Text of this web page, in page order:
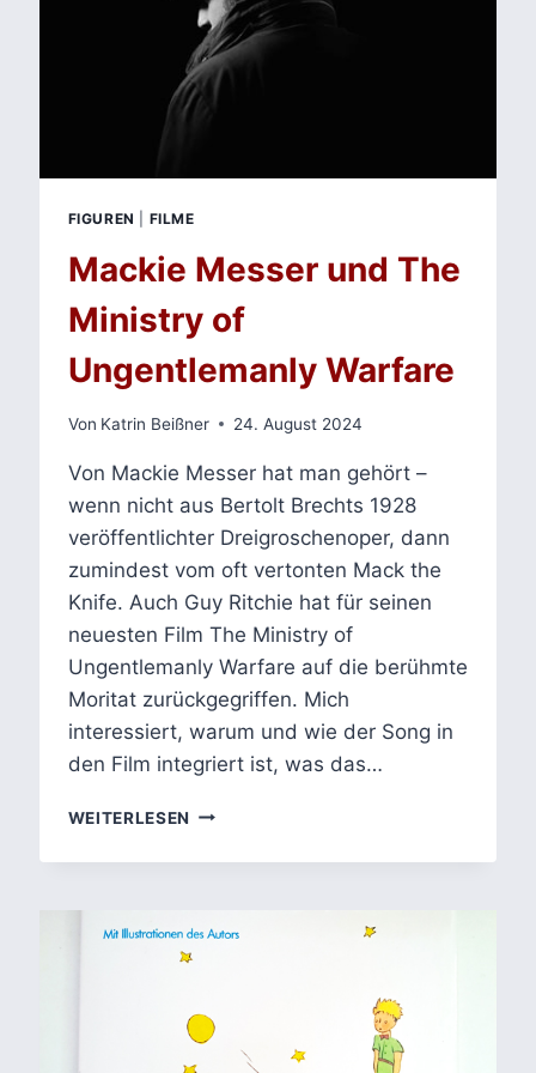
FIGUREN FILME
Mackie Messer und The
Ministry of
Ungentlemanly Warfare
Von Katrin Beißner 24. August 2024
Von Mackie Messer hat man gehört –
wenn nicht aus Bertolt Brechts 1928
veröffentlichter Dreigroschenoper, dann
zumindest vom oft vertonten Mack the
Knife. Auch Guy Ritchie hat für seinen
neuesten Film The Ministry of
Ungentlemanly Warfare auf die berühmte
Moritat zurückgegriffen. Mich
interessiert, warum und wie der Song in
den Film integriert ist, was das…
WEITERLESEN MACKIE
UND
OF
UNGENTLEMANLY